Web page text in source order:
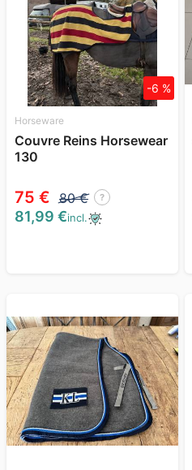
Horseware
Couvre Reins Horsewear
130
75 € 80 € ?
-6 %
81,99 €incl.